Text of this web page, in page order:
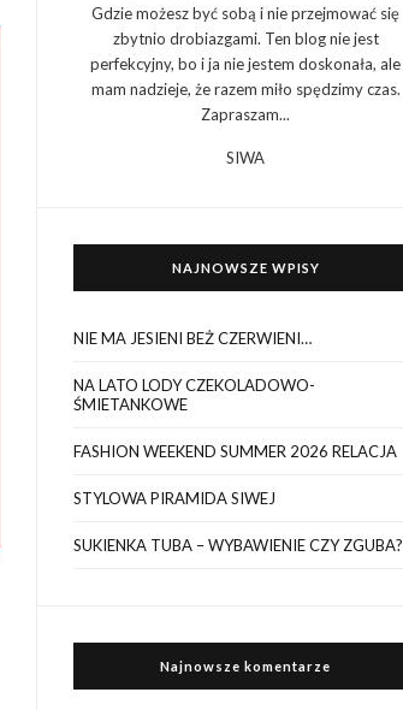
Gdzie możesz być sobą i nie przejmować się
zbytnio drobiazgami. Ten blog nie jest
perfekcyjny, bo i ja nie jestem doskonała, ale
mam nadzieje, że razem miło spędzimy czas.
Zapraszam...
SIWA
NAJNOWSZE WPISY
NIE MA JESIENI BEŻ CZERWIENI…
NA LATO LODY CZEKOLADOWO-
ŚMIETANKOWE
FASHION WEEKEND SUMMER 2026 RELACJA
STYLOWA PIRAMIDA SIWEJ
SUKIENKA TUBA – WYBAWIENIE CZY ZGUBA?
Najnowsze komentarze